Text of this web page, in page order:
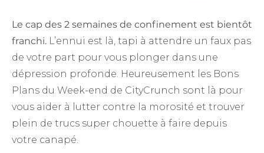
Le cap des 2 semaines de confinement est bientôt
franchi. L’ennui est là, tapi à attendre un faux pas
de votre part pour vous plonger dans une
dépression profonde. Heureusement les Bons
Plans du Week-end de CityCrunch sont là pour
vous aider à lutter contre la morosité et trouver
plein de trucs super chouette à faire depuis
votre canapé.